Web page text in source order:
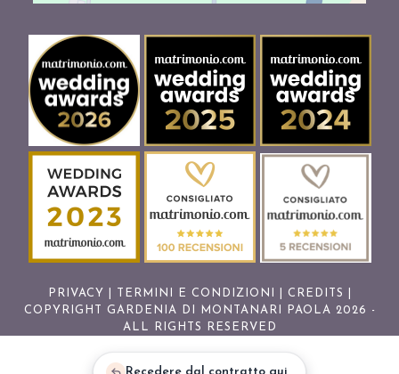
PRIVACY TERMINI E CONDIZIONI CREDITS
COPYRIGHT GARDENIA DI MONTANARI PAOLA 2026 -
ALL RIGHTS RESERVED